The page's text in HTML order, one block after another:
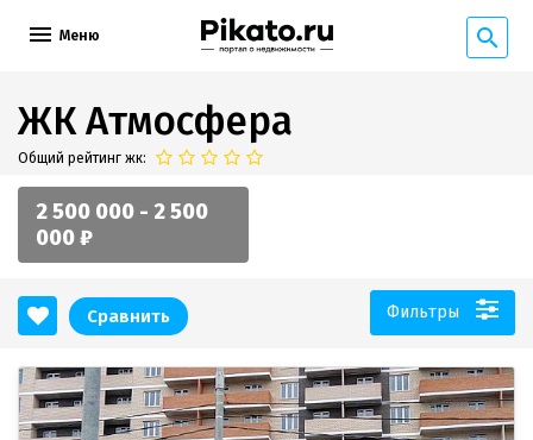
Меню
ЖК Атмосфера
Общий рейтинг жк:
2 500 000 - 2 500
000 ₽
Сравнить Фильтры